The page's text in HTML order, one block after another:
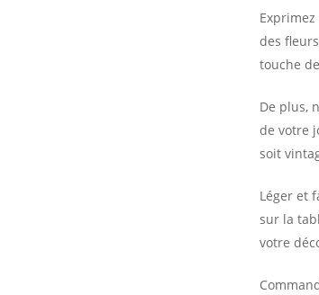
des
touche
De plus,
de votre
soit
Léger et
sur la
votre